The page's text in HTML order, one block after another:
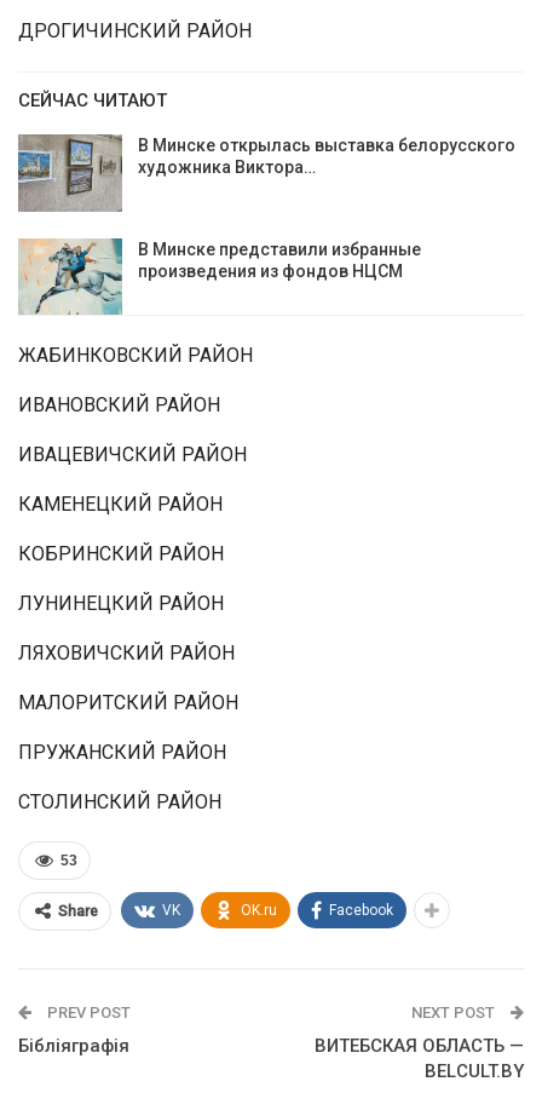
ДРОГИЧИНСКИЙ РАЙОН
СЕЙЧАС ЧИТАЮТ
В Минске открылась выставка белорусского
художника Виктора…
В Минске представили избранные
произведения из фондов НЦСМ
ЖАБИНКОВСКИЙ РАЙОН
ИВАНОВСКИЙ РАЙОН
ИВАЦЕВИЧСКИЙ РАЙОН
КАМЕНЕЦКИЙ РАЙОН
КОБРИНСКИЙ РАЙОН
ЛУНИНЕЦКИЙ РАЙОН
ЛЯХОВИЧСКИЙ РАЙОН
МАЛОРИТСКИЙ РАЙОН
ПРУЖАНСКИЙ РАЙОН
СТОЛИНСКИЙ РАЙОН
53
Share VK OK.ru Facebook
PREV POST
Бібліяграфія
NEXT POST
ВИТЕБСКАЯ ОБЛАСТЬ —
BELCULT.BY